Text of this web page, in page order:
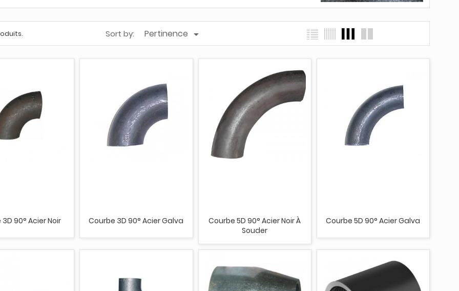
Sort by: Pertinence 
90° Acier Noir Courbe 3D 90° Acier Galva
Courbe 5D 90° Acier Noir À
Souder
Courbe 5D 90° Acier Galva